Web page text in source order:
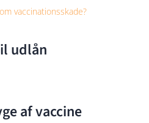
vaccinationsskade?
udlån
af vaccine